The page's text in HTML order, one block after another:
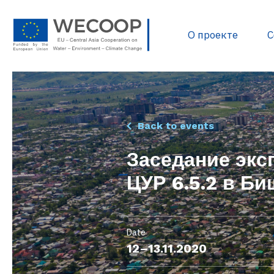
О проекте
Политика и
Разработка проектов
Источники
База данных
Полезные
Библиотека WECOOP
Back to events
Заседание
ЦУР 6.5.2 в
Date
12–13.11.2020